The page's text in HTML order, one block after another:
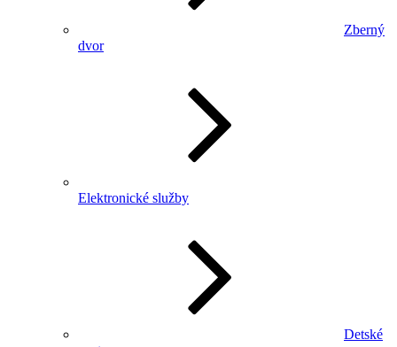
Zberný
dvor
Elektronické služby
Detské